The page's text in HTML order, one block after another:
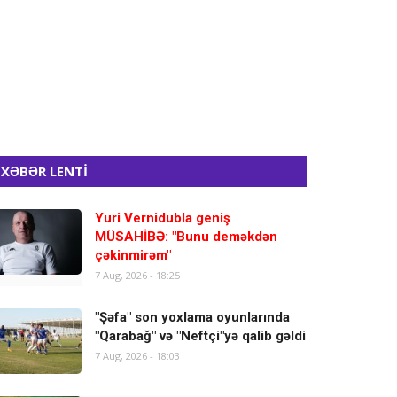
XƏBƏR LENTİ
Yuri Vernidubla geniş
MÜSAHİBƏ: "Bunu deməkdən
çəkinmirəm"
7 Aug, 2026 - 18:25
"Şəfa" son yoxlama oyunlarında
"Qarabağ" və "Neftçi"yə qalib gəldi
7 Aug, 2026 - 18:03